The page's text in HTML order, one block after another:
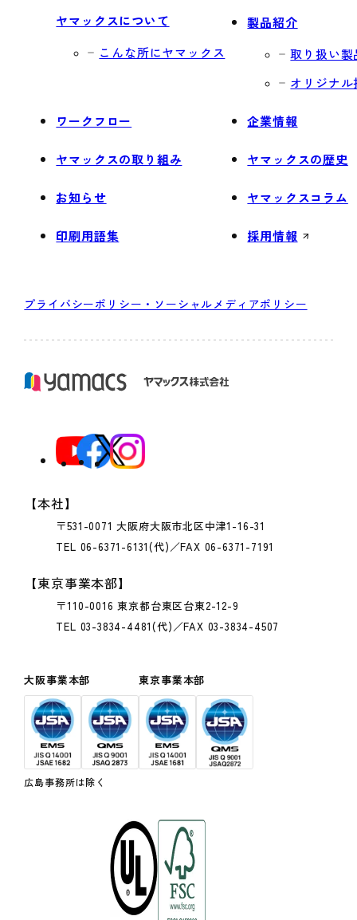
ヤマックスについて
こんな所にヤマックス
製品紹介
取り扱い製
オリジナル
ワークフロー 企業情報
ヤマックスの取り組み ヤマックスの歴史
お知らせ ヤマックスコラム
印刷用語集 採用情報
プライバシーポリシー・ソーシャルメディアポリシー
【本社】
〒531-0071 大阪府大阪市北区中津1-16-31
TEL 06-6371-6131(代)／FAX 06-6371-7191
【東京事業本部】
〒110-0016 東京都台東区台東2-12-9
TEL 03-3834-4481(代)／FAX 03-3834-4507
大阪事業本部
広島事務所は除く
東京事業本部